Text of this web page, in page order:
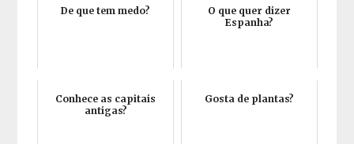
De que tem medo?
O que quer dizer
Espanha?
Conhece as capitais
antigas?
Gosta de plantas?